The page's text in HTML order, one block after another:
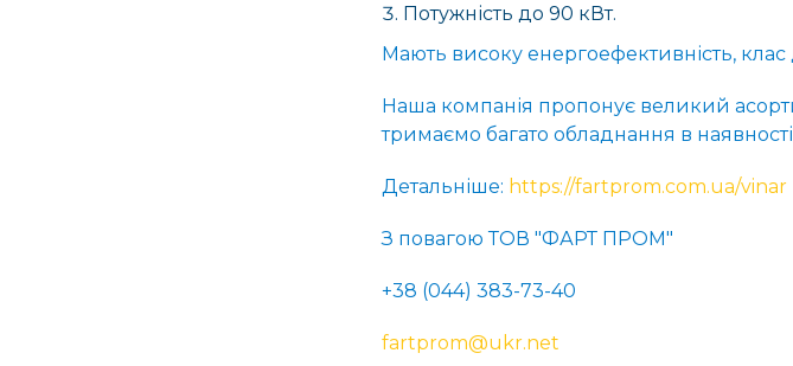
Потужність до 90 кВт.
Мають високу енергоефективність, клас
Наша компанія пропонує великий
тримаємо багато обладнання в
Детальніше: https://fartprom.com.ua/vinar
З повагою ТОВ "ФАРТ ПРОМ"
+38 (044) 383-73-40
fartprom@ukr.net